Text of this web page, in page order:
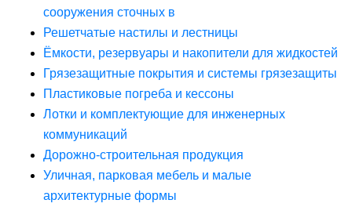
сооружения сточных в
Решетчатые настилы и лестницы
Ёмкости, резервуары и накопители для жидкостей
Грязезащитные покрытия и системы грязезащиты
Пластиковые погреба и кессоны
Лотки и комплектующие для инженерных
коммуникаций
Дорожно-строительная продукция
Уличная, парковая мебель и малые
архитектурные формы